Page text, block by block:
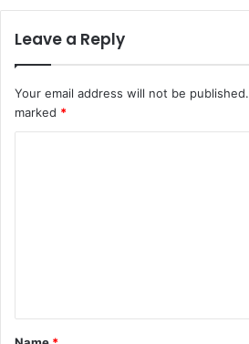
Leave a Reply
Your email address will not be published.
marked *
*